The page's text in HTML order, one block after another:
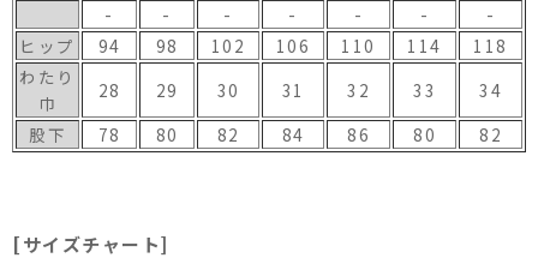
- - - - - - -
ヒップ 94 98 102 106 110 114
118
わたり
巾
28 29 30 31 32 33
34
股下
78 80 82 84 86 80 82
[サイズチャート]